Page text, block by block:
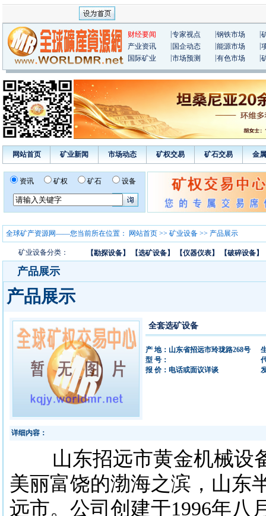
财经要闻 专家视点 钢铁市场
产业资讯
国企动态 能源市场
国际矿业
市场预测 有色市场
网站首页 矿业新闻 市场动态 矿权交易 矿石交易 金
资讯 矿权 矿石 设备
全球矿产资源网——您当前所在位置： 网站首页 >> 矿业设备 >> 产品展示
矿业设备分类： 【勘探设备】 【选矿设备】 【仪器仪表】 【破碎设备】
产品展示
产品展示
全套选矿设备
产 地：山东省招远市玲珑路268号
型 号：
报 价：电话或面议详谈
详细内容：
山东招远市黄金机械设
美丽富饶的渤海之滨，山东
远市。公司创建于1996年八